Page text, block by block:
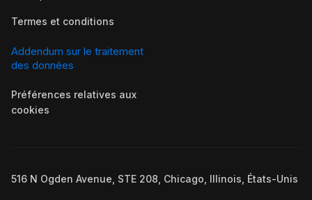
Termes et conditions
Addendum sur le traitement
des données
Préférences relatives aux
cookies
516 N Ogden Avenue, STE 208, Chicago, Illinois, États-Unis